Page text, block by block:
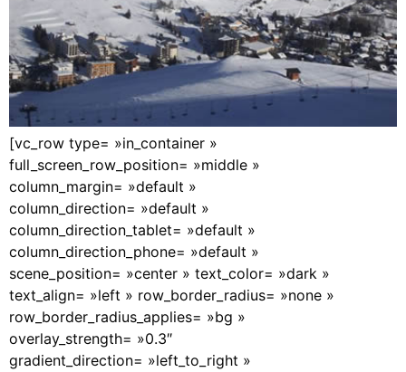
[vc_row type= »in_container »
full_screen_row_position= »middle »
column_margin= »default »
column_direction= »default »
column_direction_tablet= »default »
column_direction_phone= »default »
scene_position= »center » text_color= »dark »
text_align= »left » row_border_radius= »none »
row_border_radius_applies= »bg »
overlay_strength= »0.3″
gradient_direction= »left_to_right »